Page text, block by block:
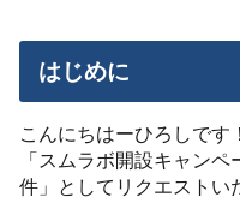
はじめに
こんにちはーひろしです
「スムラボ開設キャン
件」としてリクエストい